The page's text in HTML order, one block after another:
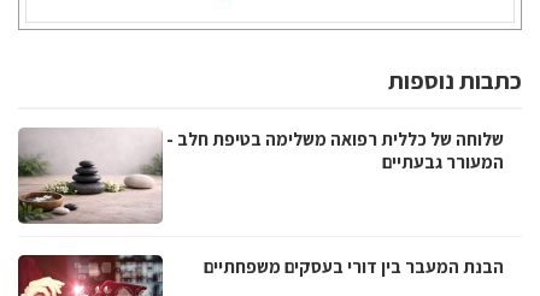
כתבות נוספות
שלוחה של כללית רפואה משלימה בטיפת חלב -
המעורר גבעתיים
הבנת המעבר בין דורי בעסקים משפחתיים